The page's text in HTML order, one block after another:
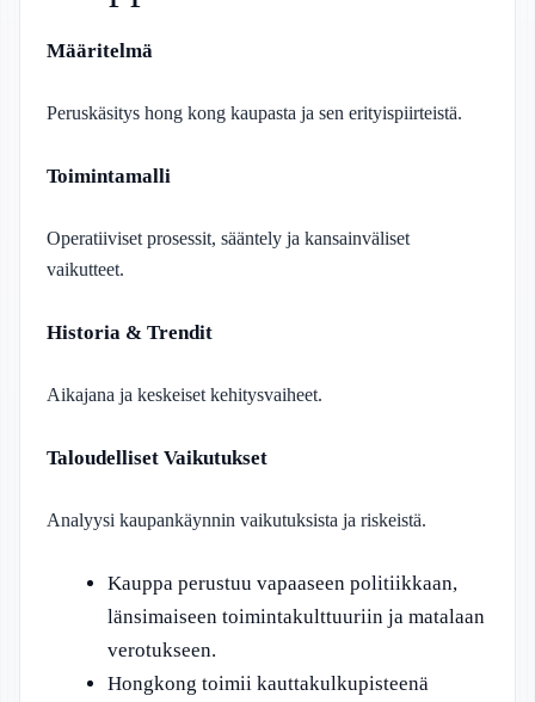
Määritelmä
Peruskäsitys hong kong kaupasta ja sen erityispiirteistä.
Toimintamalli
Operatiiviset prosessit, sääntely ja kansainväliset
vaikutteet.
Historia & Trendit
Aikajana ja keskeiset kehitysvaiheet.
Taloudelliset Vaikutukset
Analyysi kaupankäynnin vaikutuksista ja riskeistä.
Kauppa perustuu vapaaseen politiikkaan,
länsimaiseen toimintakulttuuriin ja matalaan
verotukseen.
Hongkong toimii kauttakulkupisteenä